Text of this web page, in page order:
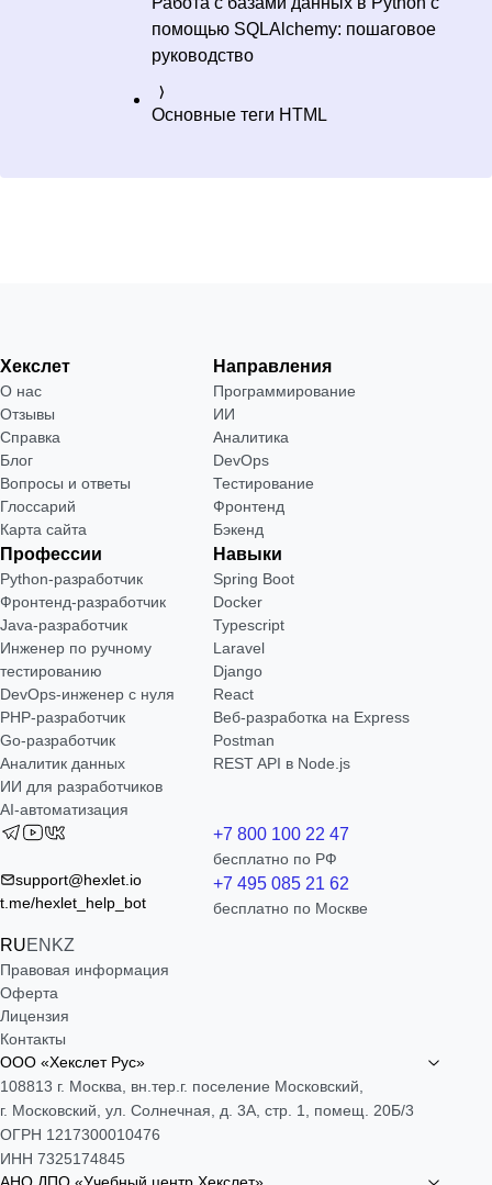
помощью SQLAlchemy: пошаговое
руководство
Основные теги HTML
Хекслет
О нас
Отзывы
Справка
Блог
Вопросы и ответы
Глоссарий
Карта сайта
Направления
Программирование
ИИ
Аналитика
DevOps
Тестирование
Фронтенд
Бэкенд
Профессии
Python-разработчик
Фронтенд-разработчик
Java-разработчик
Инженер по ручному
тестированию
DevOps-инженер с нуля
РНР-разработчик
Go-разработчик
Аналитик данных
ИИ для разработчиков
AI-автоматизация
Навыки
Spring Boot
Docker
Typescript
Laravel
Django
React
Веб-разработка на Express
Postman
REST API в Node.js
support@hexlet.io
t.me/hexlet_help_bot
RUEN KZ
+7 800 100 22 47
бесплатно по РФ
+7 495 085 21 62
бесплатно по Москве
Правовая информация
Оферта
Лицензия
Контакты
ООО «Хекслет Рус»
108813 г. Москва, вн.тер.г. поселение Московский,
г. Московский, ул. Солнечная, д. 3А, стр. 1, помещ. 20Б/3
ОГРН 1217300010476
ИНН 7325174845